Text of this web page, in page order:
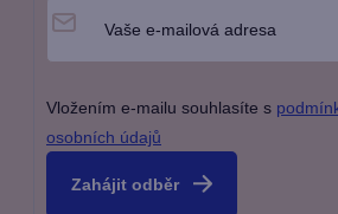
Vložením e-mailu souhlasíte s
osobních údajů
Přihlásit